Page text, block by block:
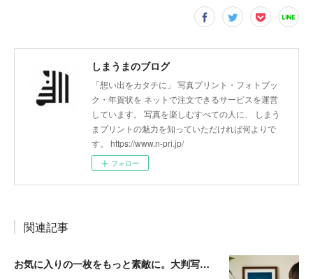
しまうまのブログ
「想い出をカタチに」 写真プリント・フォトブッ
ク・年賀状を ネットで注文できるサービスを運営
しています。 写真を楽しむすべての人に、 しまう
まプリントの魅力を知っていただければ何よりで
す。 https://www.n-pri.jp/
フォロー
関連記事
お気に入りの一枚をもっと素敵に。大判写真プリントの飾り方